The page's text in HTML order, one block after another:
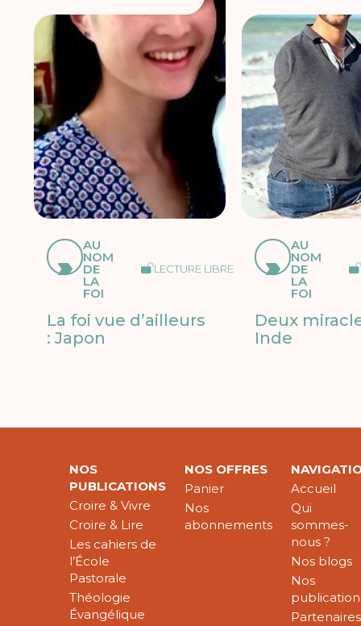
AU
NOM
DE
LA
FOI
LECTURE LIBRE
La foi vue d’ailleurs
: Japon
AU
NOM
DE
LA
FOI
Deux
Inde
NOS
PUBLICATIONS
Croire & Vivre
Croire & Lire
Les cahiers de
l’École
Pastorale
Théologie
Évangélique
NOS OFFRES
Panier
Nos
abonnements
Accueil
Qui
sommes-
nous ?
Nos blogs
Nos
Partenaires